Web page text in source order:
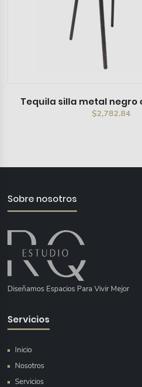
Tequila silla metal negro
$2,782.84
Sobre nosotros
Diseñamos Espacios Para Vivir Mejor
Servicios
Inicio
Nosotros
Servicios